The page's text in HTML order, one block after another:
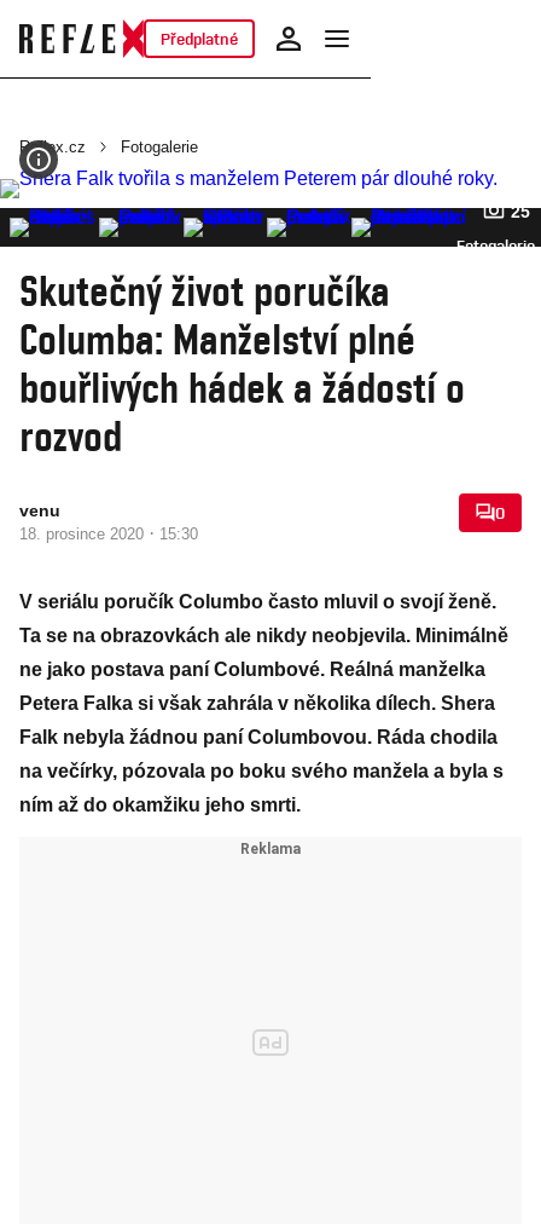
Předplatné
Reflex.cz Fotogalerie
25
Fotogalerie
Skutečný život poručíka
Columba: Manželství plné
bouřlivých hádek a žádostí o
rozvod
venu
18. prosince 2020 · 15:30
0
V seriálu poručík Columbo často mluvil o svojí ženě.
Ta se na obrazovkách ale nikdy neobjevila. Minimálně
ne jako postava paní Columbové. Reálná manželka
Petera Falka si však zahrála v několika dílech. Shera
Falk nebyla žádnou paní Columbovou. Ráda chodila
na večírky, pózovala po boku svého manžela a byla s
ním až do okamžiku jeho smrti.